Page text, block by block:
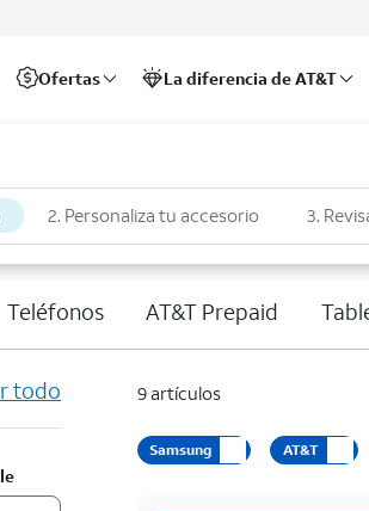
Ofertas La diferencia de AT&T
2. Personaliza tu accesorio 3.
Teléfonos AT&T Prepaid
todo 9 artículos
Samsung AT&T